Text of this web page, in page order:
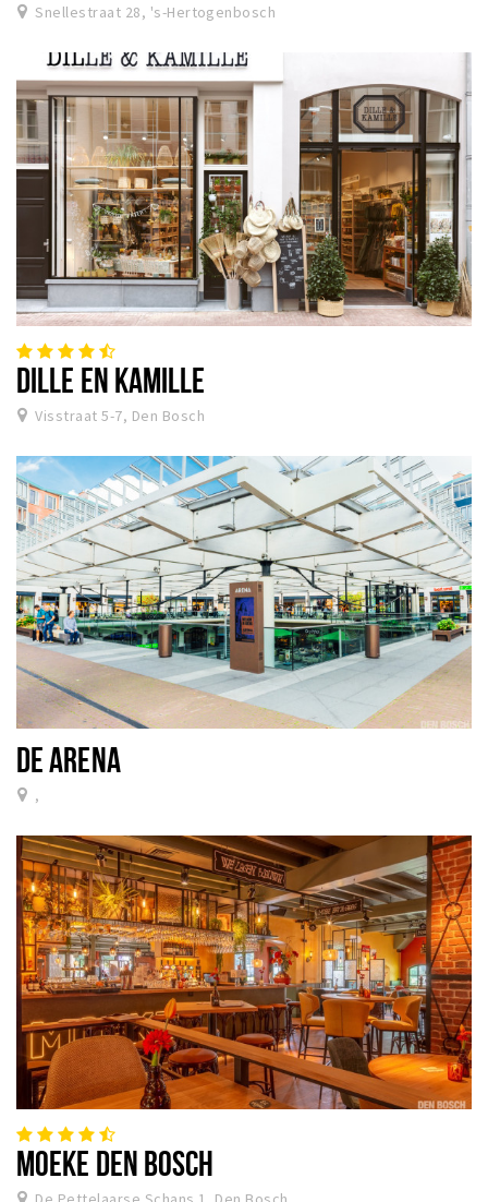
Snellestraat 28, 's-Hertogenbosch
DILLE EN KAMILLE
Visstraat 5-7, Den Bosch
DE ARENA
,
MOEKE DEN BOSCH